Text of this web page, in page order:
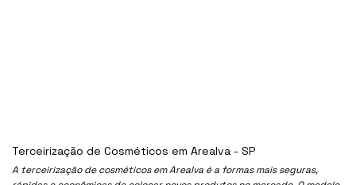
A terceirização de cosméticos em Arealva é a formas mais seguras,
Terceirização de Cosméticos em Arealva - SP